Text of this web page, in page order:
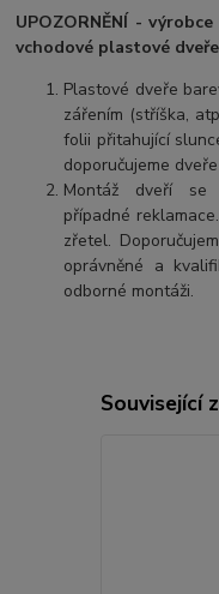
UPOZORNĚNÍ -
vchodové plastové
Plastové dveře
zářením (stříška,
folii přitahující
doporučujeme
Montáž dveří se
případné
zřetel.
oprávněné a
odborné montáži.
Související